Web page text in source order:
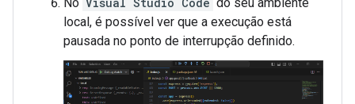
local, é possível ver que a execução está
pausada no ponto de interrupção definido.